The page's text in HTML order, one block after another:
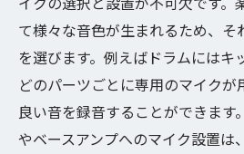
て様々な音色が生まれるため、そ
を選びます。例えばドラムにはキ
どのパーツごとに専用のマイク
良い音を録音することができます
やベースアンプへのマイク設置は